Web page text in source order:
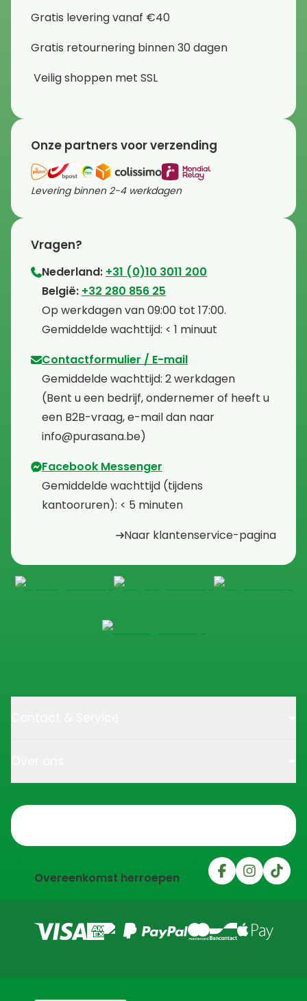
Gratis levering vanaf €40
Gratis retournering binnen 30 dagen
Veilig shoppen met SSL
Onze partners voor verzending
Levering binnen 2-4 werkdagen
Vragen?
Nederland: +31 (0)10 3011 200
⁠België: +32 280 856 25
⁠⁠Op werkdagen van 09:00 tot 17:00.
⁠Gemiddelde wachttijd: < 1 minuut
Contactformulier / E-mail
⁠Gemiddelde wachttijd: 2 werkdagen
⁠(Bent u een bedrijf, ondernemer of heeft u
een B2B-vraag, e-mail dan naar
info@purasana.be)
Facebook Messenger
⁠Gemiddelde wachttijd (tijdens
kantooruren): < 5 minuten
Naar klantenservice-pagina
Overeenkomst herroepen